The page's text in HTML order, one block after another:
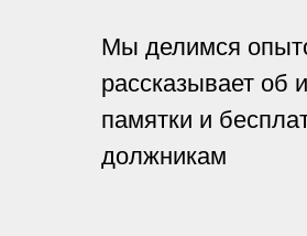
Мы делимся
рассказывает об
памятки и
должникам